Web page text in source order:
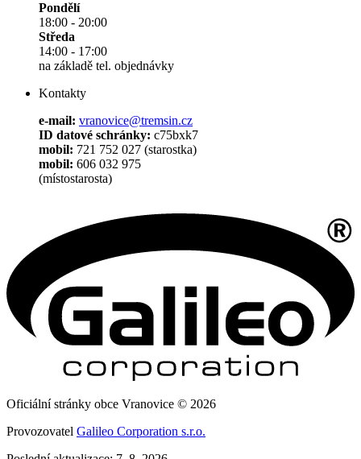
Pondělí
18:00 - 20:00
Středa
14:00 - 17:00
na základě tel. objednávky
Kontakty
e-mail: vranovice@tremsin.cz
ID datové schránky: c75bxk7
mobil: 721 752 027 (starostka)
mobil: 606 032 975
(místostarosta)
Oficiální stránky obce Vranovice © 2026
Provozovatel Galileo Corporation s.r.o.